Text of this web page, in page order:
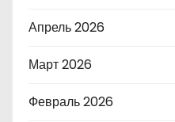
Апрель 2026
Март 2026
Февраль 2026